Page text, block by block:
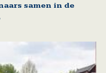
samen in de